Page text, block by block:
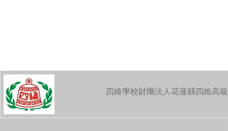
四維學校財團法人花蓮縣四維高